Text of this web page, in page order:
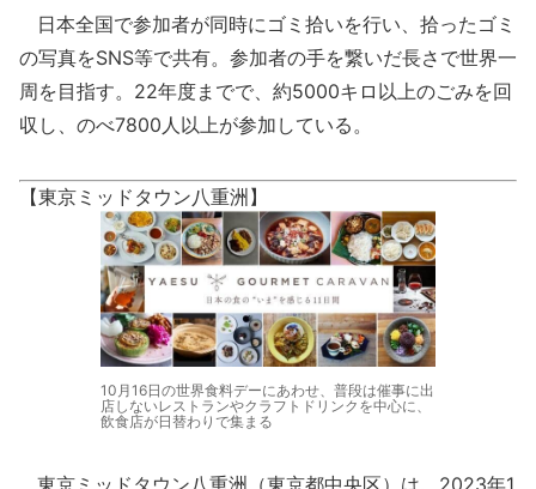
日本全国で参加者が同時にゴミ拾いを行い、拾ったゴミ
の写真をSNS等で共有。参加者の手を繋いだ長さで世界一
周を目指す。22年度までで、約5000キロ以上のごみを回
収し、のべ7800人以上が参加している。
【東京ミッドタウン八重洲】
10月16日の世界食料デーにあわせ、普段は催事に出
店しないレストランやクラフトドリンクを中心に、
飲食店が日替わりで集まる
東京ミッドタウン八重洲（東京都中央区）は、2023年1